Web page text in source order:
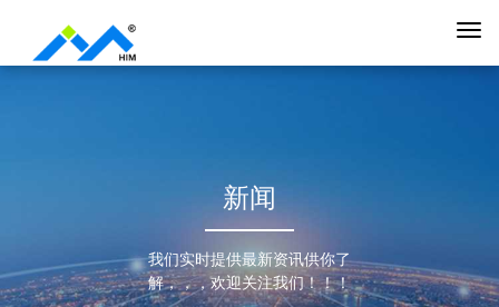
新闻
我们实时提供最新资讯供你了
解，，，欢迎关注我们！！！